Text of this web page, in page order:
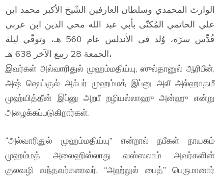
الوارث المحمدي وسلطان العارفين الشّيخ الأكبر محمد ابن
علي الحاتمي المُكنّى بأبي عبد الله محي الدين ابن عربي
قُدِّس سرّه، وُلد فى الأندلس عام 560 هـ، وتوفّي ليلة
الجمعة 28 ربيع الآخر 638 هـ،
இவர்கள் அல்வாரிதுல் முஹம்மதிய்யு, ஸுல்தானுல் ஆரிபீன்,
அஷ் ஷெய்குல் அக்பர் முஹம்மத் இப்னு அலீ அல்ஹாதமீ
முஹ்யித்தீன் இப்னு அறபீ றழியல்லாஹு அன்ஹு என்று
அழைக்கப்படுகிறார்கள்.
“அல்வாரிதுல் முஹம்மதிய்யு” என்றால் நபீகள் நாயகம்
முஹம்மத் அலைஹிஸ்லாது வஸ்ஸலாம் அவர்களின்
குலவழி வந்தவர்களாவர். “அஹ்லுல் பைத்” பெருமானார்